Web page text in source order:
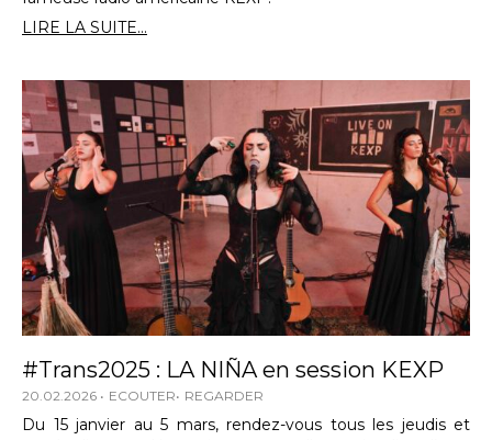
LIRE LA SUITE...
#Trans2025 : LA NIÑA en session KEXP
20.02.2026 ECOUTER REGARDER
Du 15 janvier au 5 mars, rendez-vous tous les jeudis et